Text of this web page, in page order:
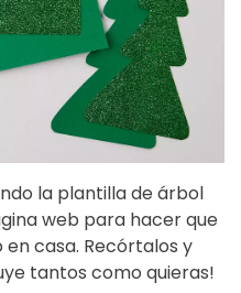
la plantilla de árbol
web para hacer que
casa. Recórtalos y
tantos como quieras!